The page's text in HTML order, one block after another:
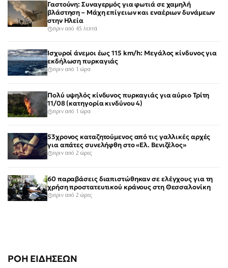
ΡΟΗ ΕΙΔΗΣΕΩΝ
Γαστούνη: Συναγερμός για φωτιά σε χαμηλή
βλάστηση – Μάχη επίγειων και εναέριων δυνάμεων
στην Ηλεία
πριν από 45 λεπτά
Ισχυροί άνεμοι έως 115 km/h: Μεγάλος κίνδυνος για
εκδήλωση πυρκαγιάς
πριν από 1 ώρα
Πολύ υψηλός κίνδυνος πυρκαγιάς για αύριο Τρίτη
11/08 (κατηγορία κινδύνου 4)
πριν από 1 ώρα
53χρονος καταζητούμενος από τις γαλλικές αρχές
για απάτες συνελήφθη στο «Ελ. Βενιζέλος»
πριν από 2 ώρες
60 παραβάσεις διαπιστώθηκαν σε ελέγχους για τη
χρήση προστατευτικού κράνους στη Θεσσαλονίκη
πριν από 2 ώρες